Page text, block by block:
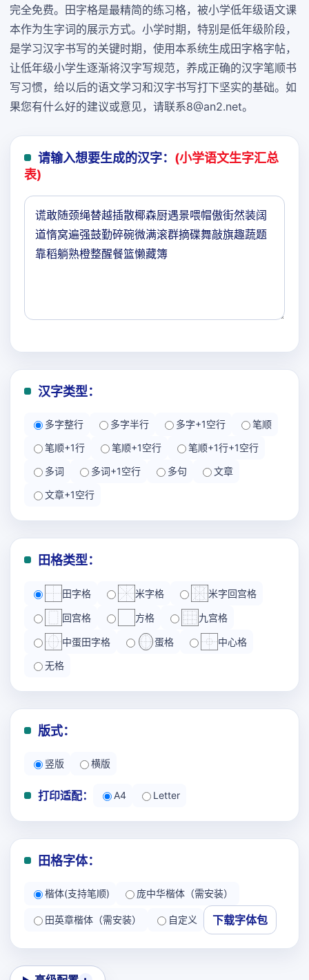
完全免费。田字格是最精简的练习格，被小学低年级语文课
本作为生字词的展示方式。小学时期，特别是低年级阶段，
是学习汉字书写的关键时期，使用本系统生成田字格字帖，
让低年级小学生逐渐将汉字写规范，养成正确的汉字笔顺书
写习惯，给以后的语文学习和汉字书写打下坚实的基础。如
果您有什么好的建议或意见，请联系8@an2.net。
请输入想要生成的汉字： (小学语文生字汇总
表)
汉字类型：
多字整行 多字半行 多字+1空行
笔顺
笔顺+1行
笔顺+1空行
笔顺+1行+1空行
多词
多词+1空行 多句
文章
文章+1空行
田格类型：
田字格 米字格 米字回宫格
回宫格 方格 九宫格
中蛋田字格 蛋格 中心格
无格
版式：
竖版 横版
打印适配： A4 Letter
田格字体：
楷体(支持笔顺) 庞中华楷体（需安装）
田英章楷体（需安装） 自定义 下载字体包